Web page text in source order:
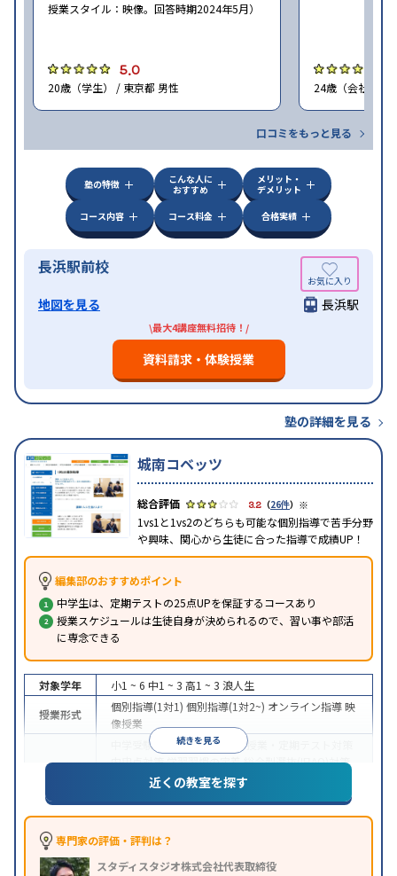
授業スタイル：映像。回答時期2024年5月）
5.0
20歳（学生） / 東京都 男性 24歳（会社員<
口コミをもっと見る
塾の特徴
こんな人に
おすすめ
メリット・
デメリット
コース内容
コース料金 合格実績
長浜駅前校
地図を見る 長浜駅
\最大4講座無料招待！/
資料請求・体験授業
塾の詳細を見る
城南コベッツ
3.2 （26件） ※
1vs1と1vs2のどちらも可能な個別指導で苦手分野
や興味、関心から生徒に合った指導で成績UP！
編集部のおすすめポイント
中学生は、定期テストの25点UPを保証するコースあり
授業スケジュールは生徒自身が決められるので、習い事や部活
に専念できる
続きを見る
対象学年 小1 ~ 6 中1 ~ 3 高1 ~ 3 浪人生
授業形式
個別指導(1対1) 個別指導(1対2~) オンライン指導映
像授業
中学受験 高校受験大学受験
授業・定期テスト対策
内申点対策学習習慣の定着総合型選抜(旧AO)対策
推薦入試対策 学校別特化対策
特徴
中高一貫校生に対応
可能 不登校生に対応
講可能季節講習のみの受講可
近くの教室を探す
専門家の評価・評判は？
スタディスタジオ株式会社代表取締役